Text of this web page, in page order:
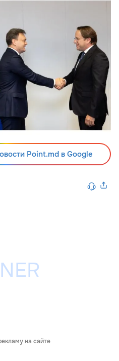
Point.md в Google
на сайте